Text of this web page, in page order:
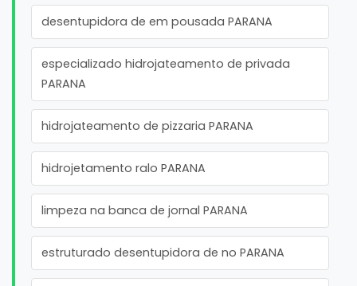
desentupidora de em pousada PARANA
especializado hidrojateamento de privada
PARANA
hidrojateamento de pizzaria PARANA
hidrojetamento ralo PARANA
limpeza na banca de jornal PARANA
estruturado desentupidora de no PARANA